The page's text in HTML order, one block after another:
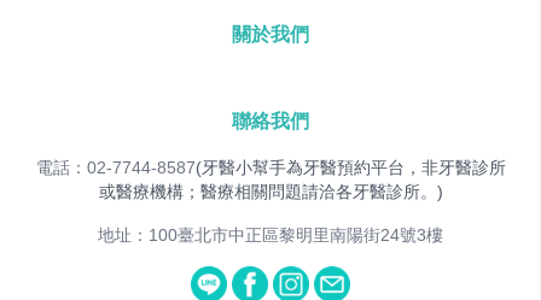
關於我們
聯絡我們
電話：02-7744-8587(牙醫小幫手為牙醫預約平台，非牙醫診所
或醫療機構；醫療相關問題請洽各牙醫診所。)
地址：100臺北市中正區黎明里南陽街24號3樓